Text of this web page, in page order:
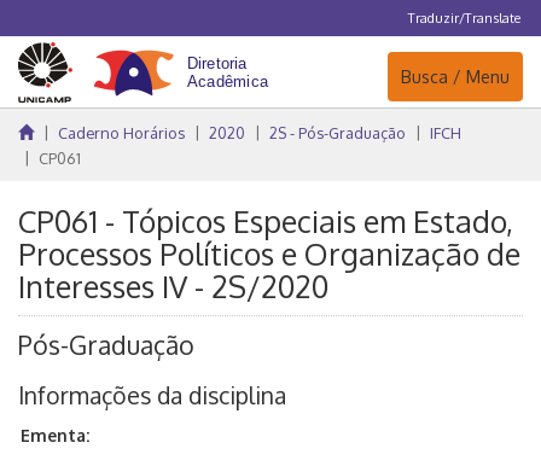
Traduzir/Translate
Navegação
Busca / Menu
Caderno Horários 2020 2S - Pós-Graduação
IFCH
CP061
CP061 - Tópicos Especiais em Estado,
Processos Políticos e Organização de
Interesses IV - 2S/2020
Pós-Graduação
Informações da disciplina
Ementa: